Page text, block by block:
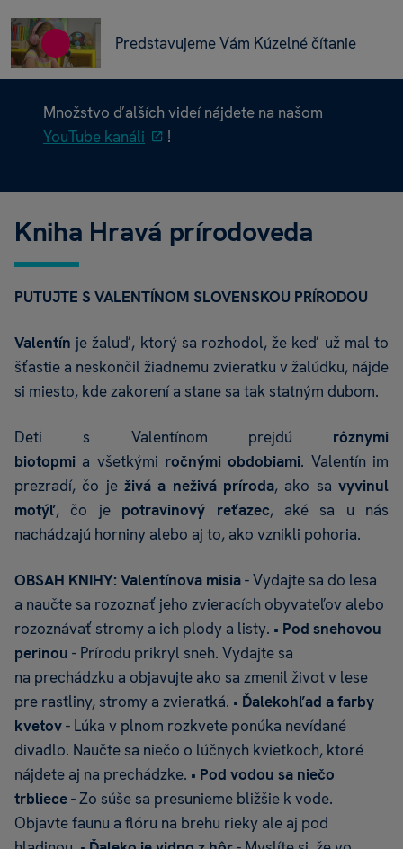
Predstavujeme Vám Kúzelné čítanie
Množstvo ďalších videí nájdete na našom
YouTube kanáli
!
Kniha Hravá prírodoveda
PUTUJTE S VALENTÍNOM SLOVENSKOU PRÍRODOU
Valentín je žaluď, ktorý sa rozhodol, že keď už mal to
šťastie a neskončil žiadnemu zvieratku v žalúdku, nájde
si miesto, kde zakorení a stane sa tak statným dubom.
Deti s Valentínom prejdú rôznymi
biotopmi a všetkými ročnými obdobiami. Valentín im
prezradí, čo je živá a neživá príroda, ako sa vyvinul
motýľ, čo je potravinový reťazec, aké sa u nás
nachádzajú horniny alebo aj to, ako vznikli pohoria.
OBSAH KNIHY: Valentínova misia- Vydajte sa do lesa
a naučte sa rozoznať jeho zvieracích obyvateľov alebo
rozoznávať stromy a ich plody a listy. • Pod snehovou
perinou - Prírodu prikryl sneh. Vydajte sa
na prechádzku a objavujte ako sa zmenil život v lese
pre rastliny, stromy a zvieratká. • Ďalekohľad a farby
kvetov- Lúka v plnom rozkvete ponúka nevídané
divadlo. Naučte sa niečo o lúčnych kvietkoch, ktoré
nájdete aj na prechádzke. • Pod vodou sa niečo
trbliece- Zo súše sa presunieme bližšie k vode.
Objavte faunu a flóru na brehu rieky ale aj pod